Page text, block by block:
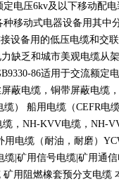
定电压6kv及以下移动配
移动式电器设备用其中
设备用的低压电缆和交
缺乏和城市美观电缆从
86适用于交流额定
蔽电缆，铜带屏蔽电缆
缆） 船用电缆（CEFR电
， NH-KVV电缆， NH-
用电缆（耐油，耐磨）
缆 矿用信号电缆 矿用通
用阻燃橡套预分支电缆